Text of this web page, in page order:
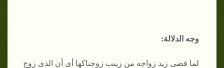
وجه الدلالة:
لما قضى زيد زواجه من زينب زوجناكها أى أن الذى زوج